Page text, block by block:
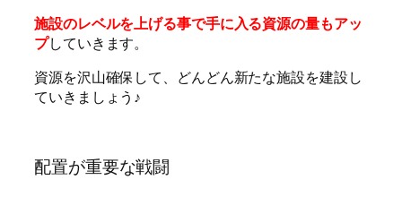
施設のレベルを上げる事で手に入る資源の量もアッ
プしていきます。
資源を沢山確保して、どんどん新たな施設を建設し
ていきましょう♪
配置が重要な戦闘